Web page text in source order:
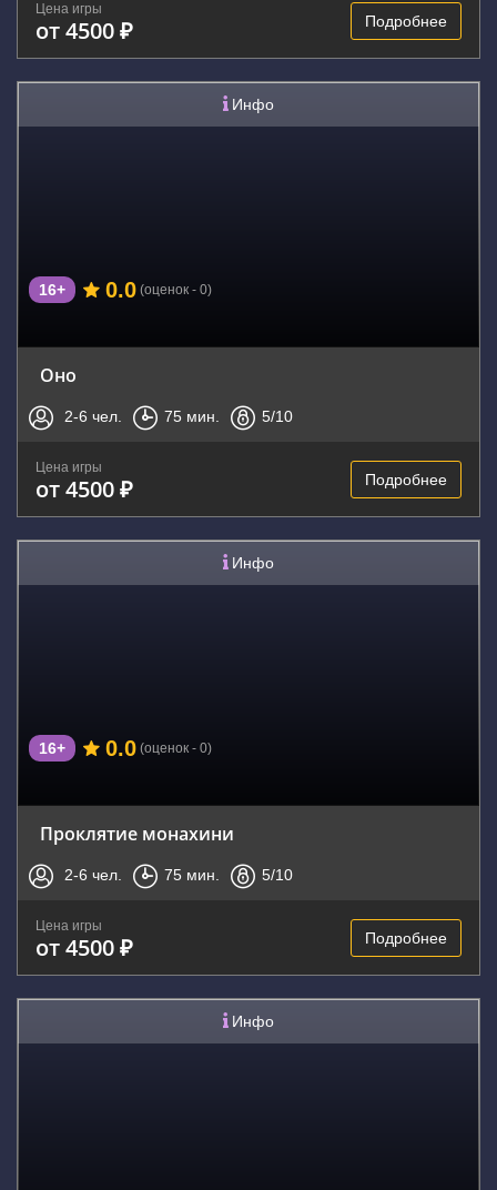
Цена игры
от 4500 ₽ Подробнее
Инфо
16+ 0.0 (оценок - 0)
Оно
2-6 чел. 75 мин. 5/10
Цена игры
от 4500 ₽ Подробнее
Инфо
16+ 0.0 (оценок - 0)
Проклятие монахини
2-6 чел. 75 мин. 5/10
Цена игры
от 4500 ₽ Подробнее
Инфо